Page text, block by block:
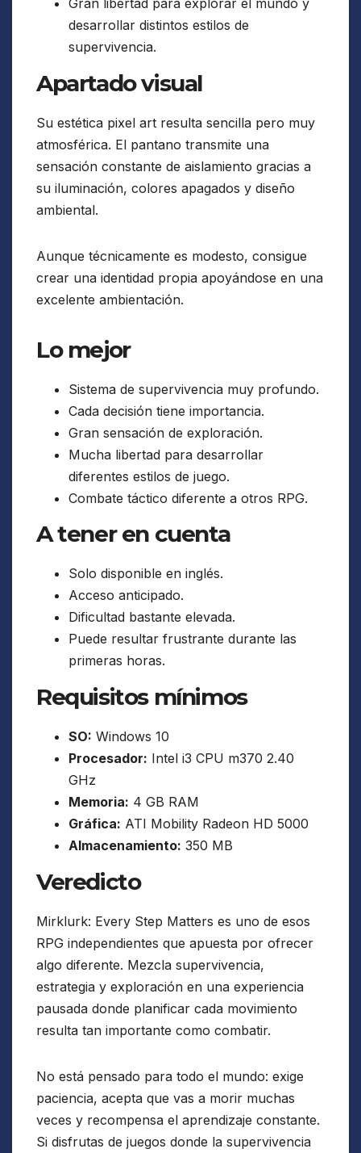
Gran libertad para explorar el mundo y
desarrollar distintos estilos de
supervivencia.
Apartado visual
Su estética pixel art resulta sencilla pero muy
atmosférica. El pantano transmite una
sensación constante de aislamiento gracias a
su iluminación, colores apagados y diseño
ambiental.
Aunque técnicamente es modesto, consigue
crear una identidad propia apoyándose en una
excelente ambientación.
Lo mejor
Sistema de supervivencia muy profundo.
Cada decisión tiene importancia.
Gran sensación de exploración.
Mucha libertad para desarrollar
diferentes estilos de juego.
Combate táctico diferente a otros RPG.
A tener en cuenta
Solo disponible en inglés.
Acceso anticipado.
Dificultad bastante elevada.
Puede resultar frustrante durante las
primeras horas.
Requisitos mínimos
SO: Windows 10
Procesador: Intel i3 CPU m370 2.40
GHz
Memoria: 4 GB RAM
Gráfica: ATI Mobility Radeon HD 5000
Almacenamiento: 350 MB
Veredicto
Mirklurk: Every Step Matters es uno de esos
RPG independientes que apuesta por ofrecer
algo diferente. Mezcla supervivencia,
estrategia y exploración en una experiencia
pausada donde planificar cada movimiento
resulta tan importante como combatir.
No está pensado para todo el mundo: exige
paciencia, acepta que vas a morir muchas
veces y recompensa el aprendizaje constante.
Si disfrutas de juegos donde la supervivencia